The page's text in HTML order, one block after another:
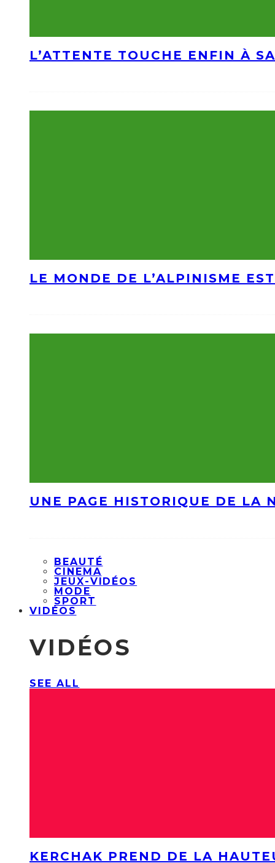
L’ATTENTE TOUCHE ENFIN À
LE MONDE DE L’ALPINISME
UNE PAGE HISTORIQUE DE LA
BEAUTÉ
CINEMA
JEUX-VIDÉOS
MODE
SPORT
VIDÉOS
VIDÉOS
SEE ALL
KERCHAK PREND DE LA